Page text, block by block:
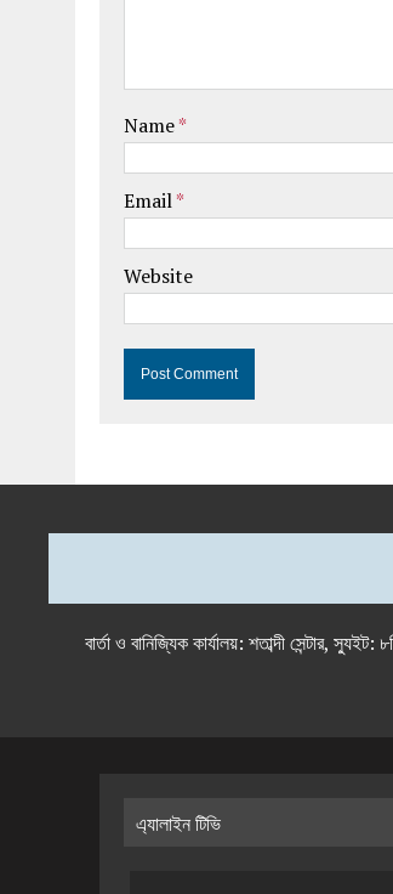
Name*
Email*
Website
বার্তা ও বানিজ্যিক কার্যালয়: শতাব্দী
এ্যালাইন টিভি